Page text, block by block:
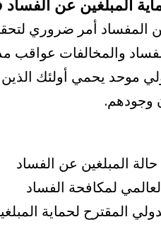
المبلغين عن الفساد
المفساد أمر ضروري
موحد يحمي أولئك
وجودهم.